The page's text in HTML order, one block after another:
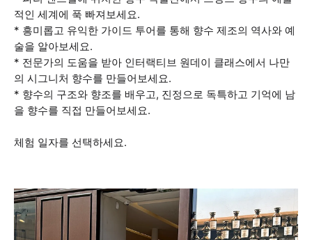
적인 세계에 푹 빠져보세요.
* 흥미롭고 유익한 가이드 투어를 통해 향수 제조의 역사와 예
술을 알아보세요.
* 전문가의 도움을 받아 인터랙티브 원데이 클래스에서 나만
의 시그니처 향수를 만들어보세요.
* 향수의 구조와 향조를 배우고, 진정으로 독특하고 기억에 남
을 향수를 직접 만들어보세요.
체험 일자를 선택하세요.